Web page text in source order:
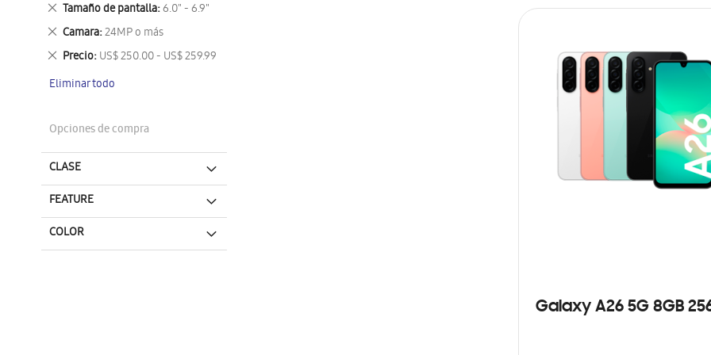
Galaxy A26 5G 8GB
artículo
Tamaño de pantalla 6.0" - 6.9"
Eliminar
este
artículo
Camara 24MP o más
Eliminar
este
artículo
Precio US$ 250.00 - US$ 259.99
Eliminar
artículo
Eliminar todo
Opciones de compra
CLASE
FEATURE
COLOR